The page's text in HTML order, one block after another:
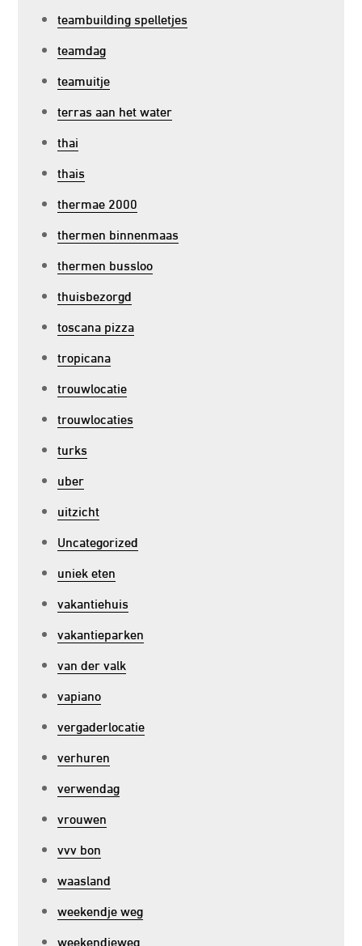
teambuilding spelletjes
teamdag
teamuitje
terras aan het water
thai
thais
thermae 2000
thermen binnenmaas
thermen bussloo
thuisbezorgd
toscana pizza
tropicana
trouwlocatie
trouwlocaties
turks
uber
uitzicht
Uncategorized
uniek eten
vakantiehuis
vakantieparken
van der valk
vapiano
vergaderlocatie
verhuren
verwendag
vrouwen
vvv bon
waasland
weekendje weg
weekendjeweg